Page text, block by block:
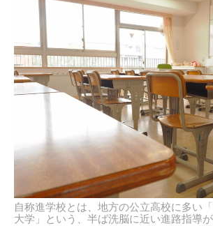
自称進学校とは、地方の公立高校に多い
大学」という、半ば洗脳に近い進路指導